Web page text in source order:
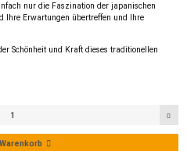
nur die Faszination der japanischen
Ihre Erwartungen übertreffen und Ihre
Schönheit und Kraft dieses traditionellen